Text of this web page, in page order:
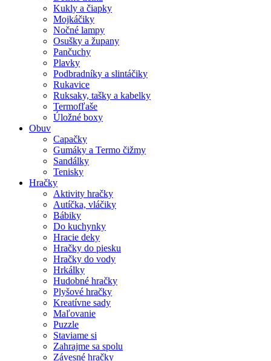
Kukly a čiapky
Mojkáčiky
Nočné lampy
Osušky a župany
Pančuchy
Plavky
Podbradníky a slintáčiky
Rukavice
Ruksaky, tašky a kabelky
Termofľaše
Úložné boxy
Obuv
Capačky
Gumáky a Termo čižmy
Sandálky
Tenisky
Hračky
Aktivity hračky
Autíčka, vláčiky
Bábiky
Do kuchynky
Hracie deky
Hračky do piesku
Hračky do vody
Hrkálky
Hudobné hračky
Plyšové hračky
Kreatívne sady
Maľovanie
Puzzle
Staviame si
Zahrajme sa spolu
Závesné hračky